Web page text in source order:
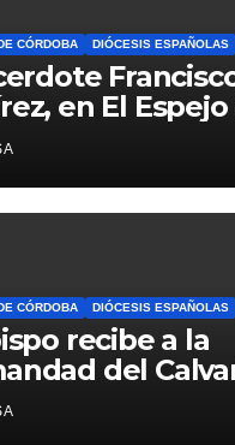
CÓRDOBA DIÓCESIS ESPAÑOLAS
en El
CÓRDOBA DIÓCESIS ESPAÑOLAS
recibe a la
del